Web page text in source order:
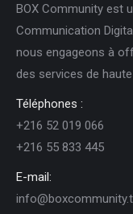
BOX Community est
Communication
nous engageons à
des services de
Téléphones :
+216 52 019 066
+216 55 833 445
E-mail: